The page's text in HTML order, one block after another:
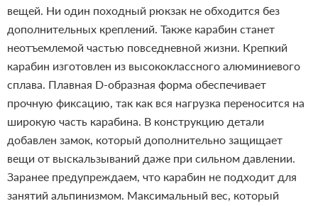
вещей. Ни один походный рюкзак не обходится без
дополнительных креплений. Также карабин станет
неотъемлемой частью повседневной жизни. Крепкий
карабин изготовлен из высококлассного алюминиевого
сплава. Плавная D-образная форма обеспечивает
прочную фиксацию, так как вся нагрузка переносится на
широкую часть карабина. В конструкцию детали
добавлен замок, который дополнительно защищает
вещи от выскальзываний даже при сильном давлении.
Заранее предупреждаем, что карабин не подходит для
занятий альпинизмом. Максимальный вес, который